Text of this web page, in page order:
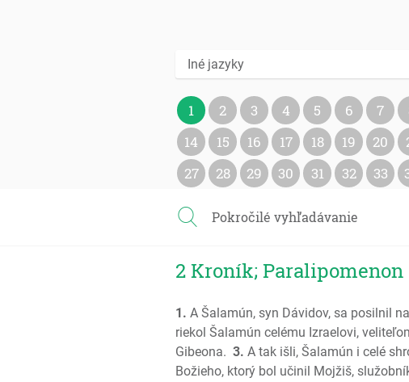
Iné jazyky
1 2 3 4 5 6 7
14
15 16 17 18 19 20
27
28 29 30 31 32 33
Pokročilé vyhľadávanie
2 Kroník; Paralipomenon
1. A Šalamún, syn Dávidov, sa posilnil
riekol Šalamún celému Izraelovi,
Gibeona. 3. A tak išli, Šalamún i celé
Božieho, ktorý bol učinil Mojžiš,